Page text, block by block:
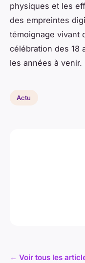
physiques et les
des empreintes
témoignage vivant
célébration des 18
les années à venir.
Actu
← Voir tous les